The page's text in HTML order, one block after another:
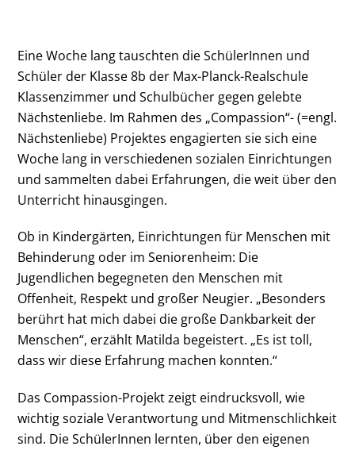
Eine Woche lang tauschten die SchülerInnen und
Schüler der Klasse 8b der Max-Planck-Realschule
Klassenzimmer und Schulbücher gegen gelebte
Nächstenliebe. Im Rahmen des „Compassion“- (=engl.
Nächstenliebe) Projektes engagierten sie sich eine
Woche lang in verschiedenen sozialen Einrichtungen
und sammelten dabei Erfahrungen, die weit über den
Unterricht hinausgingen.
Ob in Kindergärten, Einrichtungen für Menschen mit
Behinderung oder im Seniorenheim: Die
Jugendlichen begegneten den Menschen mit
Offenheit, Respekt und großer Neugier. „Besonders
berührt hat mich dabei die große Dankbarkeit der
Menschen“, erzählt Matilda begeistert. „Es ist toll,
dass wir diese Erfahrung machen konnten.“
Das Compassion-Projekt zeigt eindrucksvoll, wie
wichtig soziale Verantwortung und Mitmenschlichkeit
sind. Die SchülerInnen lernten, über den eigenen